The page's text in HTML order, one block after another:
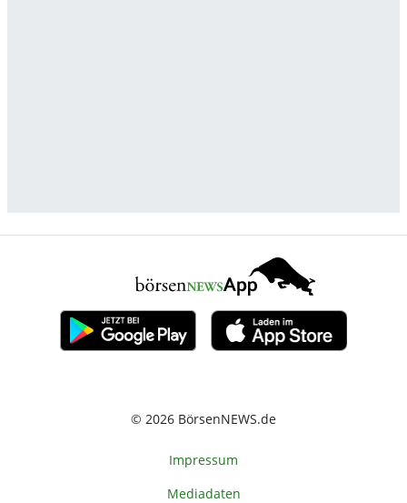
© 2026 BörsenNEWS.de
Impressum
Mediadaten